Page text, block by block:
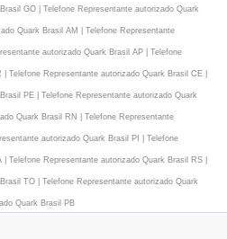
GO | Telefone Representante autorizado Quark
Quark Brasil AM | Telefone Representante
autorizado Quark Brasil AP | Telefone
Telefone Representante autorizado Quark Brasil CE |
PE | Telefone Representante autorizado Quark
Quark Brasil RN | Telefone Representante
autorizado Quark Brasil PI | Telefone
Telefone Representante autorizado Quark Brasil RS |
TO | Telefone Representante autorizado Quark
Quark Brasil PB